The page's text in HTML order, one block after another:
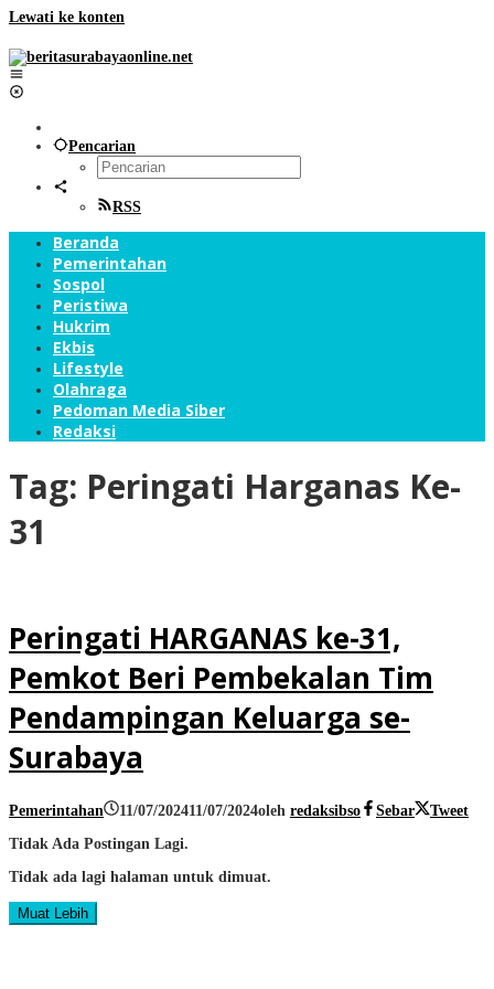
Lewati ke konten
Pencarian
RSS
Beranda
Pemerintahan
Sospol
Peristiwa
Hukrim
Ekbis
Lifestyle
Olahraga
Pedoman Media Siber
Redaksi
Tag: Peringati Harganas Ke-
31
Peringati HARGANAS ke-31,
Pemkot Beri Pembekalan Tim
Pendampingan Keluarga se-
Surabaya
Pemerintahan 11/07/202411/07/2024oleh redaksibso Sebar
Tweet
Tidak Ada Postingan Lagi.
Tidak ada lagi halaman untuk dimuat.
Muat Lebih